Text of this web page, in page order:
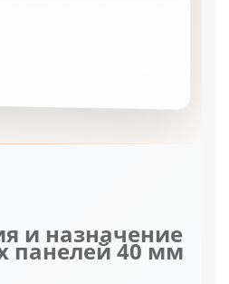
и назначение
панелей 40 мм